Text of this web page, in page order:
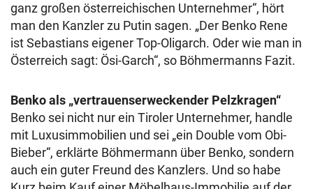
ganz großen österreichischen Unternehmer“, hört
man den Kanzler zu Putin sagen. „Der Benko Rene
ist Sebastians eigener Top-Oligarch. Oder wie man in
Österreich sagt: Ösi-Garch“, so Böhmermanns Fazit.
Benko als „vertrauenserweckender Pelzkragen“
Benko sei nicht nur ein Tiroler Unternehmer, handle
mit Luxusimmobilien und sei „ein Double vom Obi-
Bieber“, erklärte Böhmermann über Benko, sondern
auch ein guter Freund des Kanzlers. Und so habe